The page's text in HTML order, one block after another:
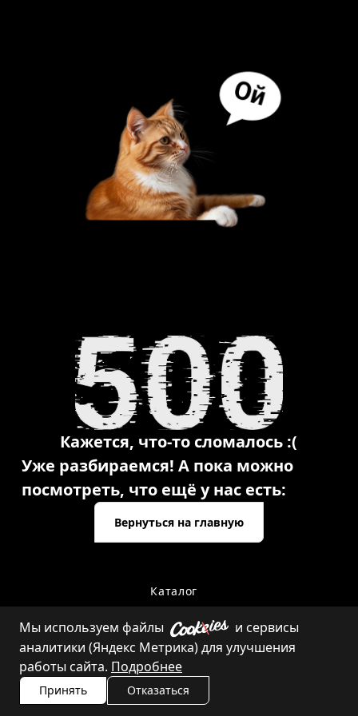
Кажется, что-то сломалось :(
Уже разбираемся! А пока можно
посмотреть, что ещё у нас есть:
Вернуться на главную
Каталог
Контакты
Мы используем файлы
и сервисы
аналитики (Яндекс Метрика) для улучшения
работы сайта. Подробнее
Принять Отказаться